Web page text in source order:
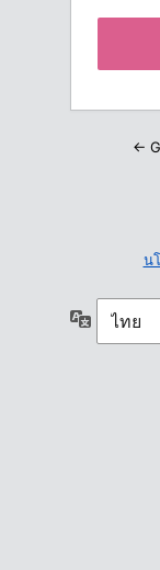
←
น
ภาษา